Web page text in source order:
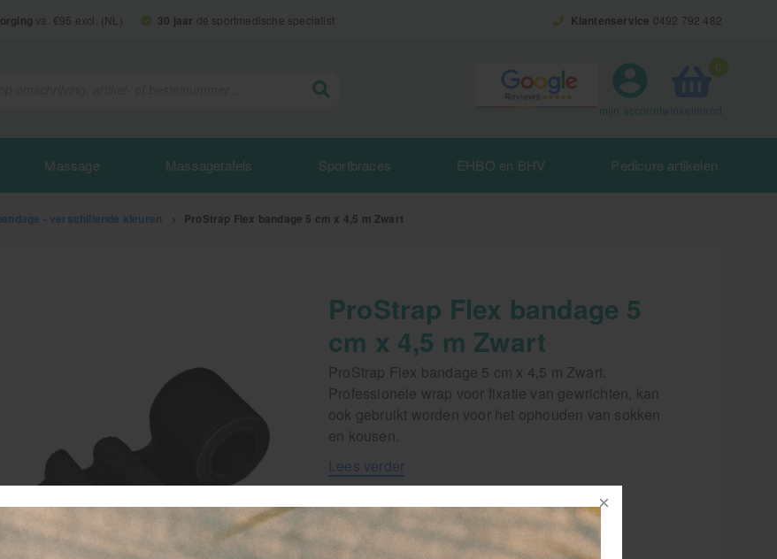
va. €95 excl. (NL) 30 jaar dé sportmedische specialist Klantenservice 0492 792 482
0
mijn account
Massage Massagetafels Sportbraces EHBO en BHV Pedicure artikelen
- verschillende kleuren ProStrap Flex bandage 5 cm x 4,5 m Zwart
ProStrap Flex bandage 5
cm x 4,5 m Zwart
ProStrap Flex bandage 5 cm x 4,5 m Zwart.
Professionele wrap voor fixatie van gewrichten, kan
ook gebruikt worden voor het ophouden van sokken
en kousen.
Lees verder
Artikelnummer
138001
EAN
08430655854031